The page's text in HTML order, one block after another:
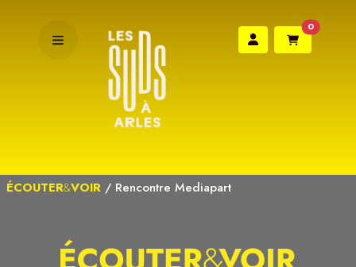
0
ÉCOUTER&VOIR / Rencontre Mediapart